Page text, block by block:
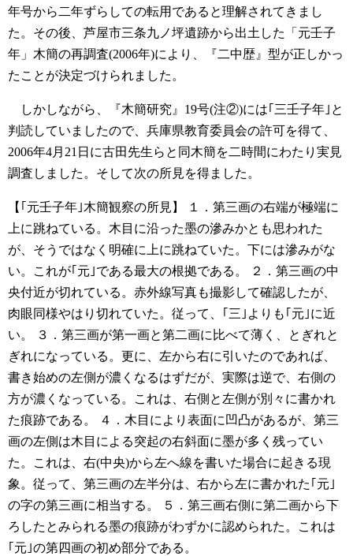
年号から二年ずらしての転用であると理解されてきまし
た。その後、芦屋市三条九ノ坪遺跡から出土した「元壬子
年」木簡の再調査(2006年)により、『二中歴』型が正しかっ
たことが決定づけられました。
しかしながら、『木簡研究』19号(注②)には｢三壬子年｣と
判読していましたので、兵庫県教育委員会の許可を得て、
2006年4月21日に古田先生らと同木簡を二時間にわたり実見
調査しました。そして次の所見を得ました。
【｢元壬子年｣木簡観察の所見】
１．第三画の右端が極端に
上に跳ねている。木目に沿った墨の滲みかとも思われた
が、そうではなく明確に上に跳ねていた。下には滲みがな
い。これが｢元｣である最大の根拠である。
２．第三画の中
央付近が切れている。赤外線写真も撮影して確認したが、
肉眼同様やはり切れていた。従って、｢三｣よりも｢元｣に近
い。
３．第三画が第一画と第二画に比べて薄く、とぎれと
ぎれになっている。更に、左から右に引いたのであれば、
書き始めの左側が濃くなるはずだが、実際は逆で、右側の
方が濃くなっている。これは、右側と左側が別々に書かれ
た痕跡である。
４．木目により表面に凹凸があるが、第三
画の左側は木目による突起の右斜面に墨が多く残ってい
た。これは、右(中央)から左へ線を書いた場合に起きる現
象。従って、第三画の左半分は、右から左に書かれた｢元｣
の字の第三画に相当する。
５．第三画右側に第二画から下
ろしたとみられる墨の痕跡がわずかに認められた。これは
｢元｣の第四画の初め部分である。